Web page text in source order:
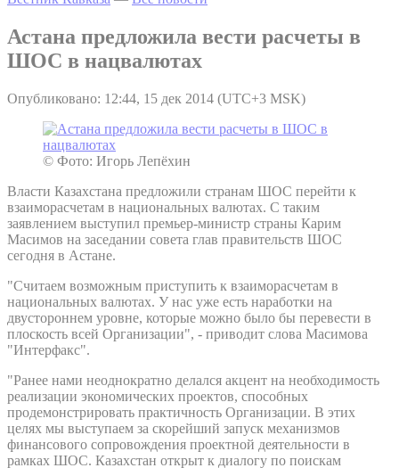
Астана предложила вести расчеты в
ШОС в нацвалютах
Опубликовано: 12:44, 15 дек 2014 (UTC+3 MSK)
© Фото: Игорь Лепёхин
Власти Казахстана предложили странам ШОС перейти к
взаиморасчетам в национальных валютах. С таким
заявлением выступил премьер-министр страны Карим
Масимов на заседании совета глав правительств ШОС
сегодня в Астане.
"Считаем возможным приступить к взаиморасчетам в
национальных валютах. У нас уже есть наработки на
двустороннем уровне, которые можно было бы перевести в
плоскость всей Организации", - приводит слова Масимова
"Интерфакс".
"Ранее нами неоднократно делался акцент на необходимость
реализации экономических проектов, способных
продемонстрировать практичность Организации. В этих
целях мы выступаем за скорейший запуск механизмов
финансового сопровождения проектной деятельности в
рамках ШОС. Казахстан открыт к диалогу по поискам